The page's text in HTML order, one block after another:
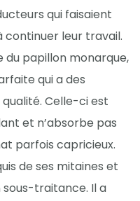
qui faisaient
continuer leur travail.
papillon monarque,
qui a des
Celle-ci est
et n’absorbe pas
parfois capricieux.
de ses mitaines et
traitance. Il a